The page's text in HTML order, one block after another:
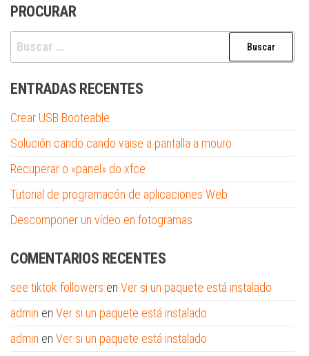
PROCURAR
Buscar:
ENTRADAS RECENTES
Crear USB Booteable
Solución cando cando vaise a pantalla a mouro
Recuperar o «panel» do xfce
Tutorial de programacón de aplicaciones Web
Descomponer un vídeo en fotogramas
COMENTARIOS RECENTES
see tiktok followers en Ver si un paquete está instalado
admin en Ver si un paquete está instalado
admin en Ver si un paquete está instalado